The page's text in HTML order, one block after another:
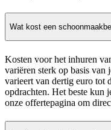
Wat kost een
Kosten voor het inhuren
variëren sterk op basis
varieert van dertig euro tot
opdrachten. Het beste kun
onze offertepagina om